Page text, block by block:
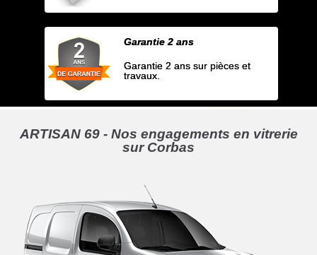
Garantie 2 ans
Garantie 2 ans sur pièces et
travaux.
ARTISAN 69 - Nos engagements en vitrerie
sur Corbas